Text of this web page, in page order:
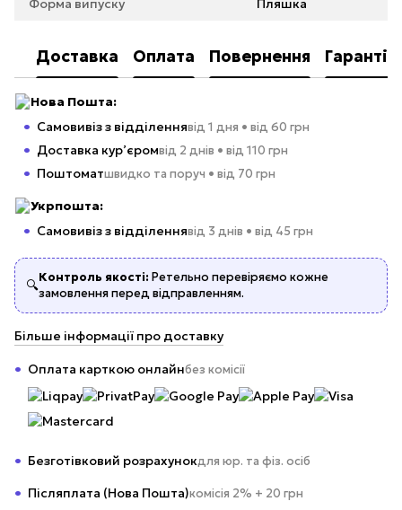
Форма випуску Пляшка
Доставка Оплата Повернення Гарантія
Нова Пошта:
Самовивіз з відділеннявід 1 дня • від 60 грн
Доставка кур’єромвід 2 днів • від 110 грн
Поштоматшвидко та поруч • від 70 грн
Укрпошта:
Самовивіз з відділеннявід 3 днів • від 45 грн
🔍
Контроль якості: Ретельно перевіряємо кожне
замовлення перед відправленням.
Більше інформації про доставку
Оплата карткою онлайнбез комісії
Безготівковий розрахунокдля юр. та фіз. осіб
Післяплата (Нова Пошта)комісія 2% + 20 грн